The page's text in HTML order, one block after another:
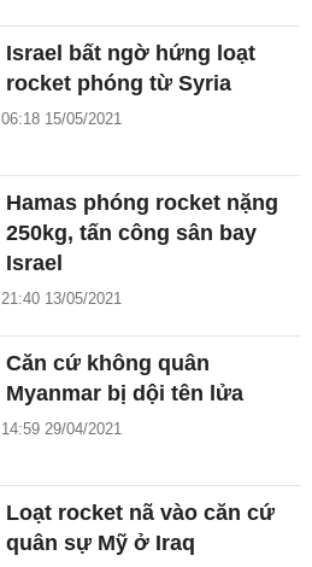
Israel bất ngờ hứng loạt
rocket phóng từ Syria
06:18 15/05/2021
Hamas phóng rocket nặng
250kg, tấn công sân bay
Israel
21:40 13/05/2021
Căn cứ không quân
Myanmar bị dội tên lửa
14:59 29/04/2021
Loạt rocket nã vào căn cứ
quân sự Mỹ ở Iraq